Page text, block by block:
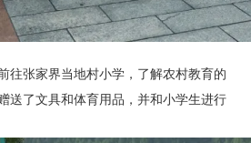
往张家界当地村小学，了解农村教育的
送了文具和体育用品，并和小学生进行